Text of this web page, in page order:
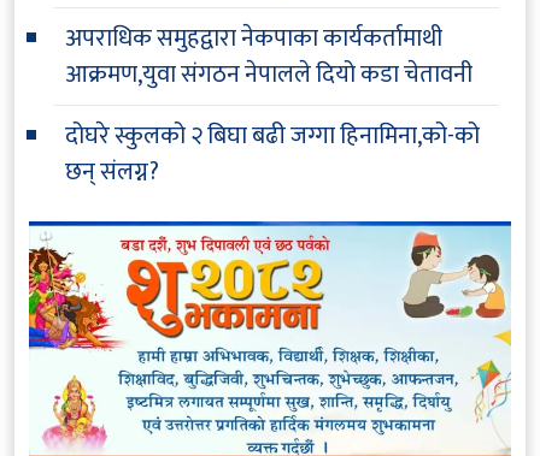
अपराधिक समुहद्वारा नेकपाका कार्यकर्तामाथी
आक्रमण,युवा संगठन नेपालले दियो कडा चेतावनी
दोघरे स्कुलको २ बिघा बढी जग्गा हिनामिना,को-को
छन् संलग्न?